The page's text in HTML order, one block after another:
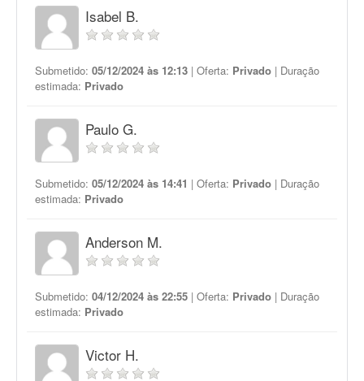
Isabel B.
Submetido: 05/12/2024 às 12:13 | Oferta: Privado | Duração
estimada: Privado
Paulo G.
Submetido: 05/12/2024 às 14:41 | Oferta: Privado | Duração
estimada: Privado
Anderson M.
Submetido: 04/12/2024 às 22:55 | Oferta: Privado | Duração
estimada: Privado
Victor H.